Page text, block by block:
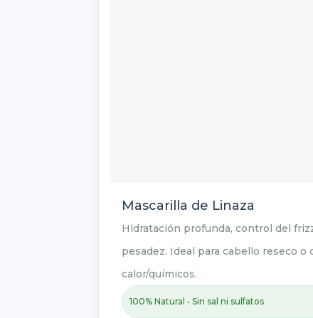
Mascarilla de Linaza
Hidratación profunda, control del
pesadez. Ideal para cabello reseco o
calor/químicos.
100% Natural • Sin sal ni sulfatos